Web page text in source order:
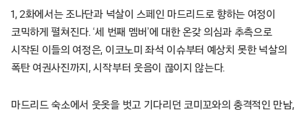
1, 2화에서는 조나단과 넉살이 스페인 마드리드로 향하는 여정이
코믹하게 펼쳐진다. ‘세 번째 멤버’에 대한 온갖 의심과 추측으로
시작된 이들의 여정은, 이코노미 좌석 이슈부터 예상치 못한 넉살의
폭탄 여권사진까지, 시작부터 웃음이 끊이지 않는다.
마드리드 숙소에서 웃옷을 벗고 기다리던 코미꼬와의 충격적인 만남,